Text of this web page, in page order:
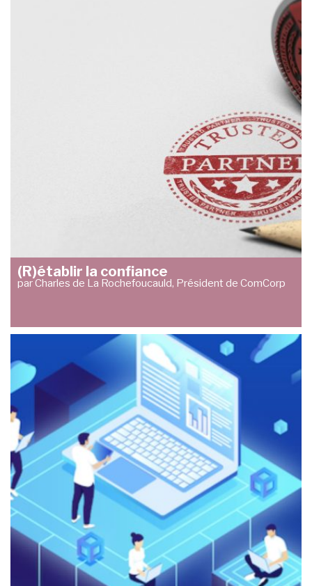
(R)établir la confiance
par Charles de La Rochefoucauld, Président de ComCorp